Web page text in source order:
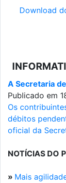
Download
A Secretaria
Publicado em
Os
débitos
oficial da
NOTÍCIAS DO
» Mais